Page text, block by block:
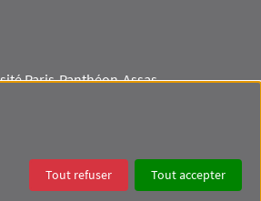
Paris-Panthéon-Assas
COOKIES ACCESSIBILITÉ
Tout refuser Tout accepter